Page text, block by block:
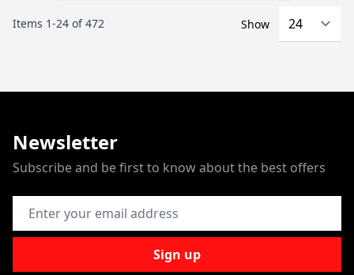
Items 1-24 of472 Show
Newsletter
Subscribe and be first to know about the best offers
Email Address
Sign up